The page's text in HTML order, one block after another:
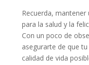
Recuerda,
para la salud y la
Con un poco de
asegurarte de que
calidad de vida